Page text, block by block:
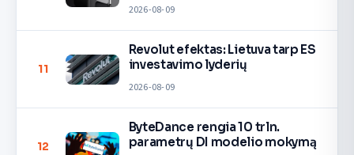
2026-08-09
11
Revolut efektas: Lietuva tarp ES
investavimo lyderių
2026-08-09
12
ByteDance rengia 10 trln.
parametrų DI modelio mokymą